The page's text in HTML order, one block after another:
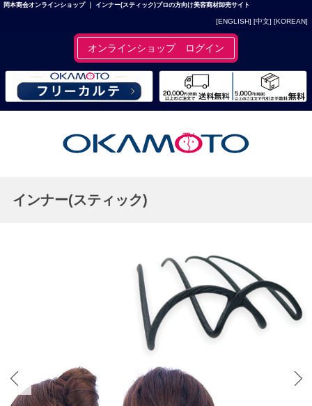
岡本商会オンラインショップ ｜ インナー(スティック)プロの方向け美容商材卸売サイト
[ENGLISH] [中文] [KOREAN]
オンラインショップ ログイン
インナー(スティック)